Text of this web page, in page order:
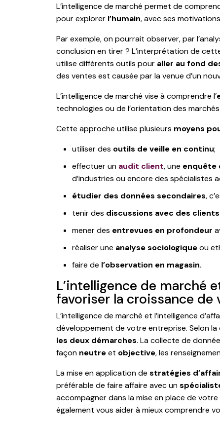
L’intelligence de marché permet de
pour explorer l’humain, avec ses
Par exemple, on pourrait observer, par
conclusion en tirer ? L’interprétation de
utilise différents outils pour aller au fond
des ventes est causée par la venue d’un
L’intelligence de marché vise à comprendre l’
technologies ou de l’orientation des
Cette approche utilise plusieurs moyens
utiliser des outils de veille en continu;
effectuer un audit client, une enquête
d’industries ou encore des spécialistes
étudier des données secondaires,
tenir des discussions avec des clients
mener des entrevues en profondeur
réaliser une analyse sociologiqueou
faire de l’observation en magasin.
L’intelligence de marché
favoriser la croissance de
L’intelligence de marché et l’intelligence
développement de votre entreprise. Selon la
les deux démarches. La collecte de
façon neutreet objective, les
La mise en application de stratégies
préférable de faire affaire avec un
accompagner dans la mise en place de votre
également vous aider à mieux comprendre